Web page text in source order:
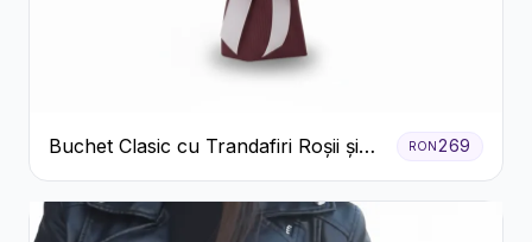
Buchet Clasic cu Trandafiri Roșii și
Crizanteme Albe
RON269